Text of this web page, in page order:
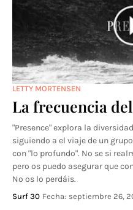
LETTY MORTENSEN
La frecuencia
"Presence" explora la
siguiendo a el viaje de un
con "lo profundo". No se si
pero os puedo asegurar que
No os lo perdáis.
Surf 30 Fecha: septiembre 26,